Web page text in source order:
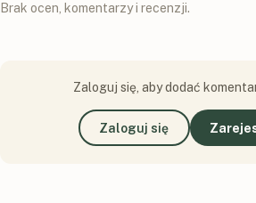
Brak ocen, komentarzy i recenzji.
Zaloguj się, aby dodać
Zaloguj się